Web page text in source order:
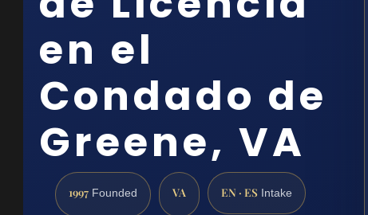
en el
Condado de
Greene, VA
1997 Founded VA EN · ES Intake